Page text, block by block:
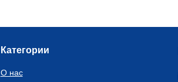
Категории
О нас